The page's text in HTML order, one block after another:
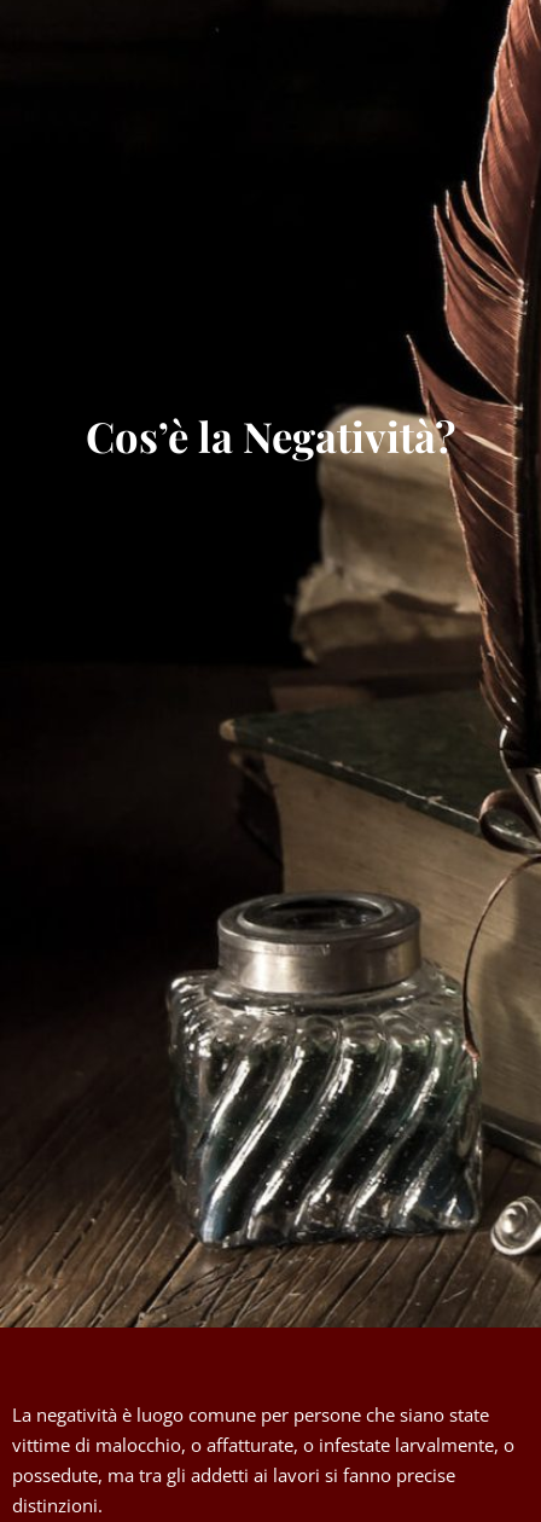
Cos’è la Negatività?
La negatività è luogo comune per persone che siano state
vittime di malocchio, o affatturate, o infestate larvalmente, o
possedute, ma tra gli addetti ai lavori si fanno precise
distinzioni.